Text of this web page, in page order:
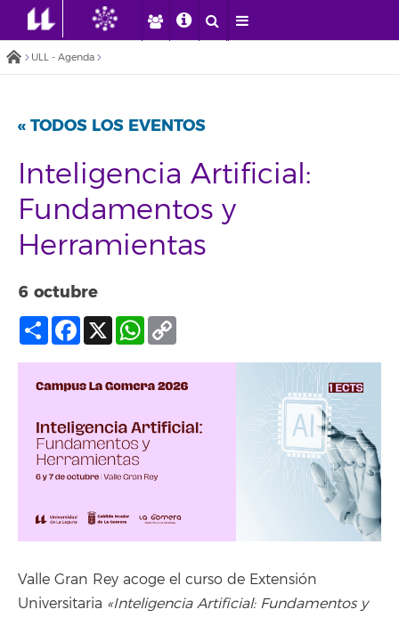
ULL - Agenda
« TODOS LOS EVENTOS
Inteligencia Artificial:
Fundamentos y
Herramientas
6 octubre
Compartir
Facebook
X WhatsApp
Valle Gran Rey acoge el curso de Extensión
Universitaria «Inteligencia Artificial: Fundamentos y